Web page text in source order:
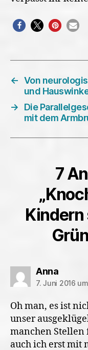
← Von
und
→
Die
mit dem
7
Kindern
Annasagt:
7. Juni 2016
Oh man, es ist
unser
manchen
auch ich erst mit